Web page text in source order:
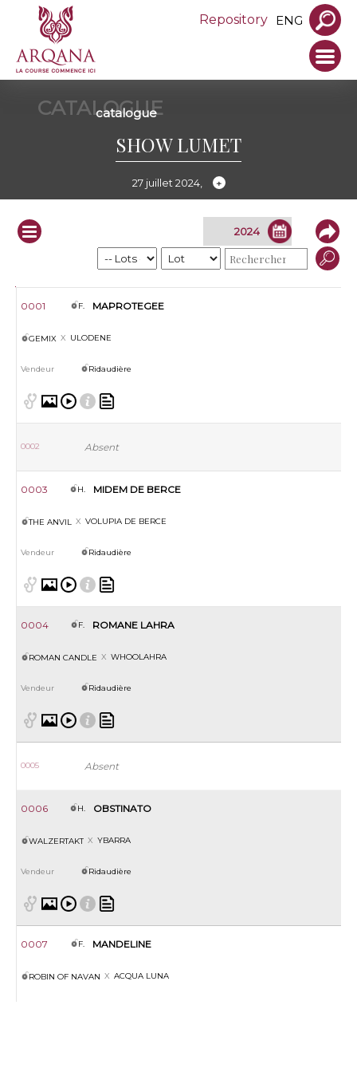
Repository ENG
CATALOGUE
catalogue
SHOW LUMET
27 juillet 2024,
Lot
S. Prod. Nom Père Mère Vendeur
0001 F. MAPROTEGEE
GEMIX ULODENE
Ridaudière
0002 Absent
0003 H. MIDEM DE BERCE
THE ANVIL VOLUPIA DE BERCE
Ridaudière
0004 F. ROMANE LAHRA
ROMAN CANDLE WHOOLAHRA
Ridaudière
0005 Absent
0006 H. OBSTINATO
WALZERTAKT YBARRA
Ridaudière
0007 F. MANDELINE
ROBIN OF NAVAN ACQUA LUNA